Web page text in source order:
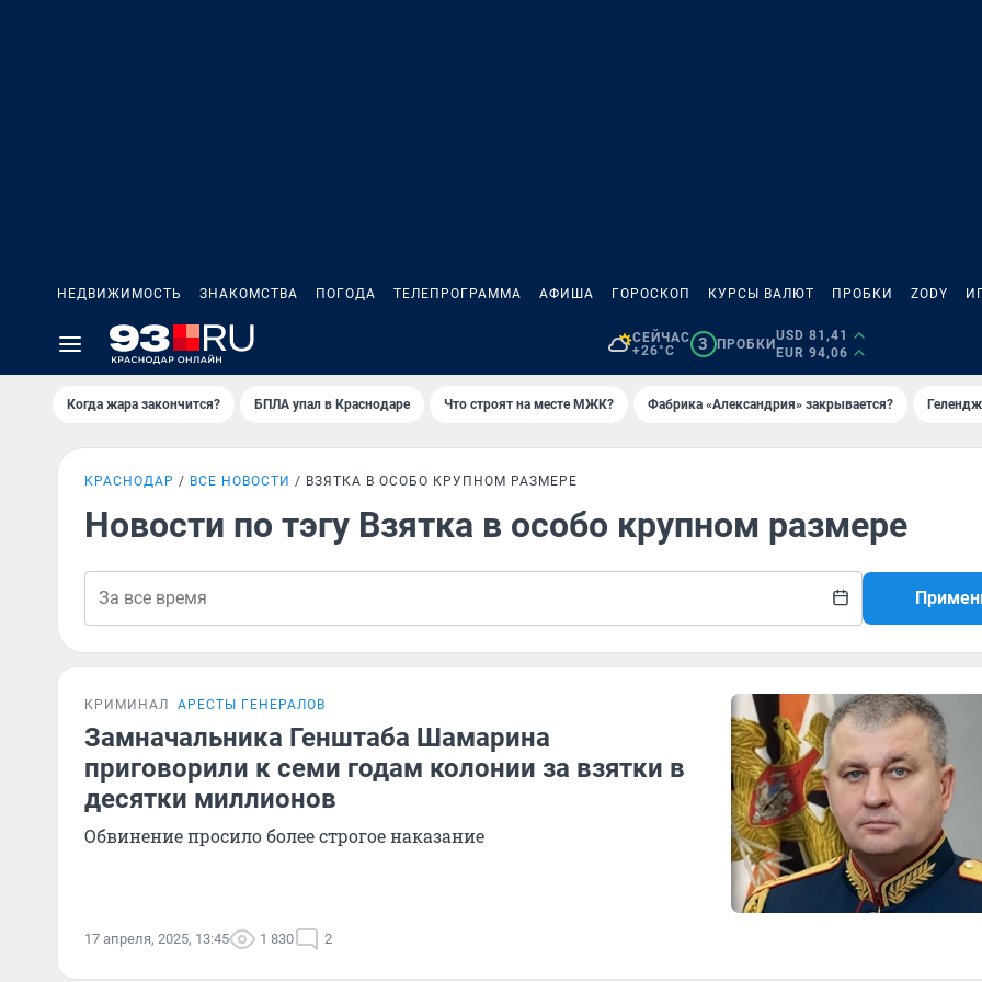
НЕДВИЖИМОСТЬ ЗНАКОМСТВА ПОГОДА ТЕЛЕПРОГРАММА АФИША ГОРОСКОП КУРСЫ ВАЛЮТ ПРОБКИ ZODY
СЕЙЧАС
+26°C
3 ПРОБКИ
USD 81,41
EUR 94,06
Когда жара закончится? БПЛА упал в Краснодаре Что строят на месте МЖК? Фабрика «Александрия» закрывается?
КРАСНОДАР ВСЕ НОВОСТИ ВЗЯТКА В ОСОБО КРУПНОМ РАЗМЕРЕ
Новости по тэгу Взятка в особо крупном размере
КРИМИНАЛ АРЕСТЫ ГЕНЕРАЛОВ
Замначальника Генштаба Шамарина
приговорили к семи годам колонии за взятки в
десятки миллионов
Обвинение просило более строгое наказание
17 апреля, 2025, 13:45 1 830 2